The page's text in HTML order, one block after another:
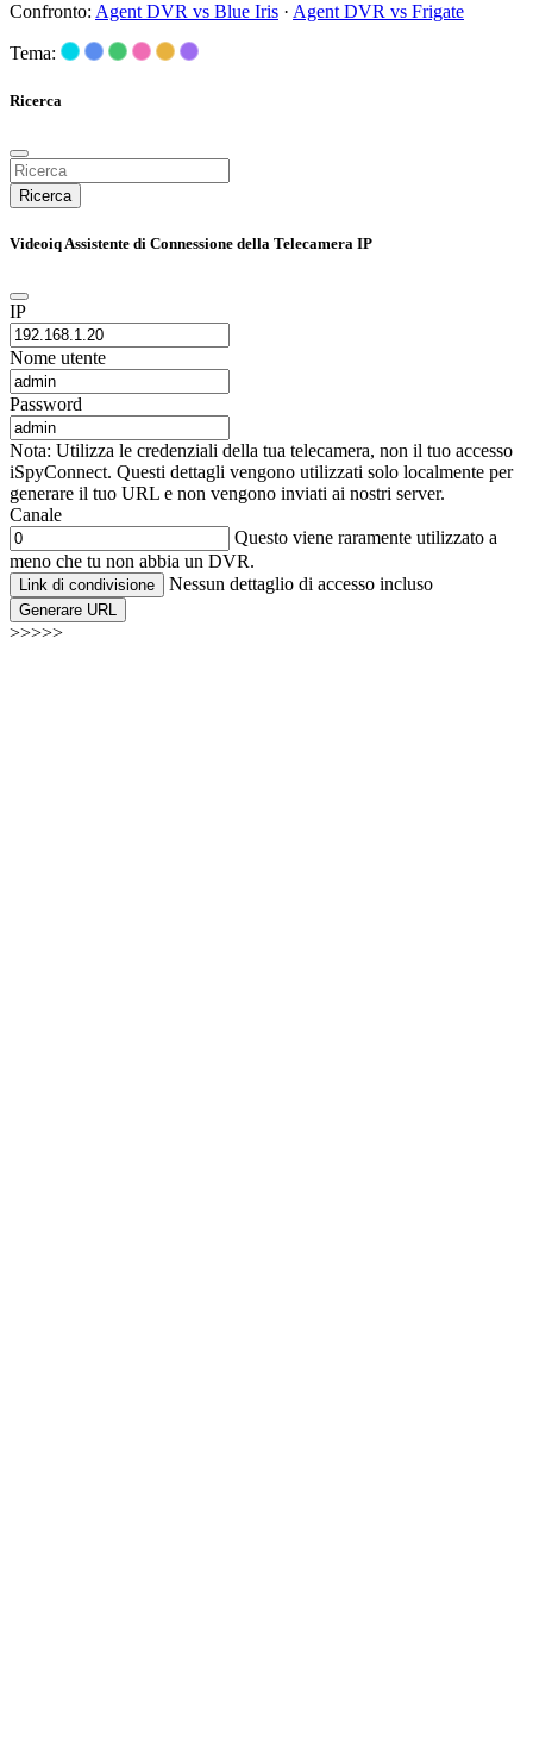
Confronto: Agent DVR vs Blue Iris · Agent DVR vs Frigate
Tema:
Ricerca
Ricerca
Videoiq Assistente di Connessione della Telecamera IP
IP
Nome utente
Password
Nota: Utilizza le credenziali della tua telecamera, non il tuo accesso
iSpyConnect. Questi dettagli vengono utilizzati solo localmente per
generare il tuo URL e non vengono inviati ai nostri server.
Canale
Questo viene raramente utilizzato a
meno che tu non abbia un DVR.
Link di condivisione Nessun dettaglio di accesso incluso
Generare URL
>>>>>